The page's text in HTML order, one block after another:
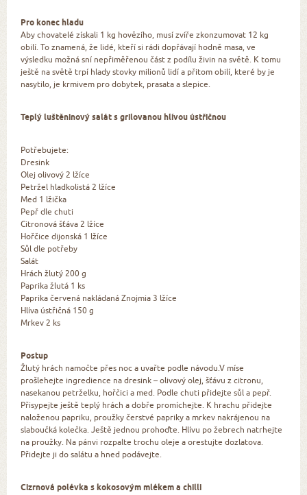
Pro konec hladu
Aby chovatelé získali 1 kg hovězího, musí zvíře zkonzumovat 12 kg
obilí. To znamená, že lidé, kteří si rádi dopřávají hodně masa, ve
výsledku možná sní nepřiměřenou část z podílu živin na světě. K tomu
ještě na světě trpí hlady stovky milionů lidí a přitom obilí, které by je
nasytilo, je krmivem pro dobytek, prasata a slepice.
Teplý luštěninový salát s grilovanou hlívou ústřičnou
Potřebujete:
Dresink
Olej olivový 2 lžíce
Petržel hladkolistá 2 lžíce
Med 1 lžička
Pepř dle chuti
Citronová šťáva 2 lžíce
Hořčice dijonská 1 lžíce
Sůl dle potřeby
Salát
Hrách žlutý 200 g
Paprika žlutá 1 ks
Paprika červená nakládaná Znojmia 3 lžíce
Hlíva ústřičná 150 g
Mrkev 2 ks
Postup
Žlutý hrách namočte přes noc a uvařte podle návodu.V míse
prošlehejte ingredience na dresink – olivový olej, šťávu z citronu,
nasekanou petrželku, hořčici a med. Podle chuti přidejte sůl a pepř.
Přisypejte ještě teplý hrách a dobře promíchejte. K hrachu přidejte
naloženou papriku, proužky čerstvé papriky a mrkev nakrájenou na
slaboučká kolečka. Ještě jednou prohoďte. Hlívu po žebrech natrhejte
na proužky. Na pánvi rozpalte trochu oleje a orestujte dozlatova.
Přidejte ji do salátu a hned podávejte.
Cizrnová polévka s kokosovým mlékem a chilli